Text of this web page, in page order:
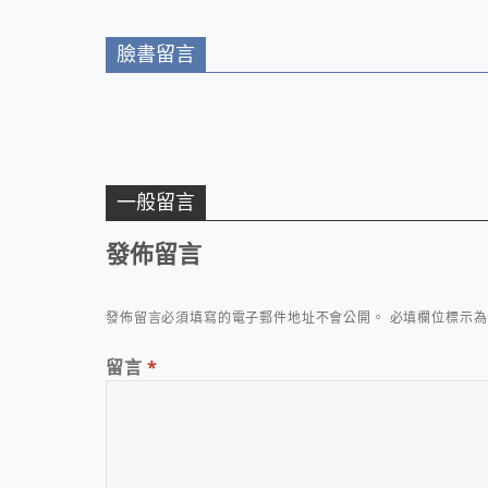
臉書留言
一般留言
發佈留言
發佈留言必須填寫的電子郵件地址不會公開。 必填欄位標示
留言 *